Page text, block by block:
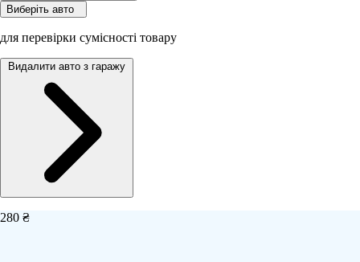
Виберіть авто
для перевірки сумісності товару
Видалити авто з гаражу
280 ₴